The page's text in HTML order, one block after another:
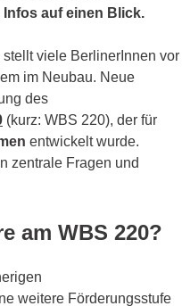
auf einen Blick.
viele BerlinerInnen vor
im Neubau. Neue
des
(kurz: WBS 220), der für
entwickelt wurde.
zentrale Fragen und
am WBS 220?
weitere Förderungsstufe